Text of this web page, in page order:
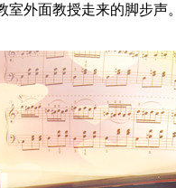
外面教授走来的脚步声。